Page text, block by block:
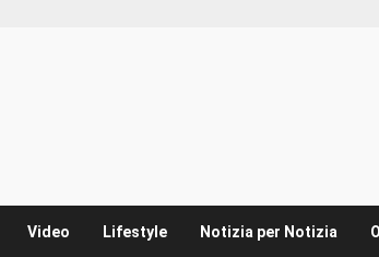
Video Lifestyle Notizia per Notizia